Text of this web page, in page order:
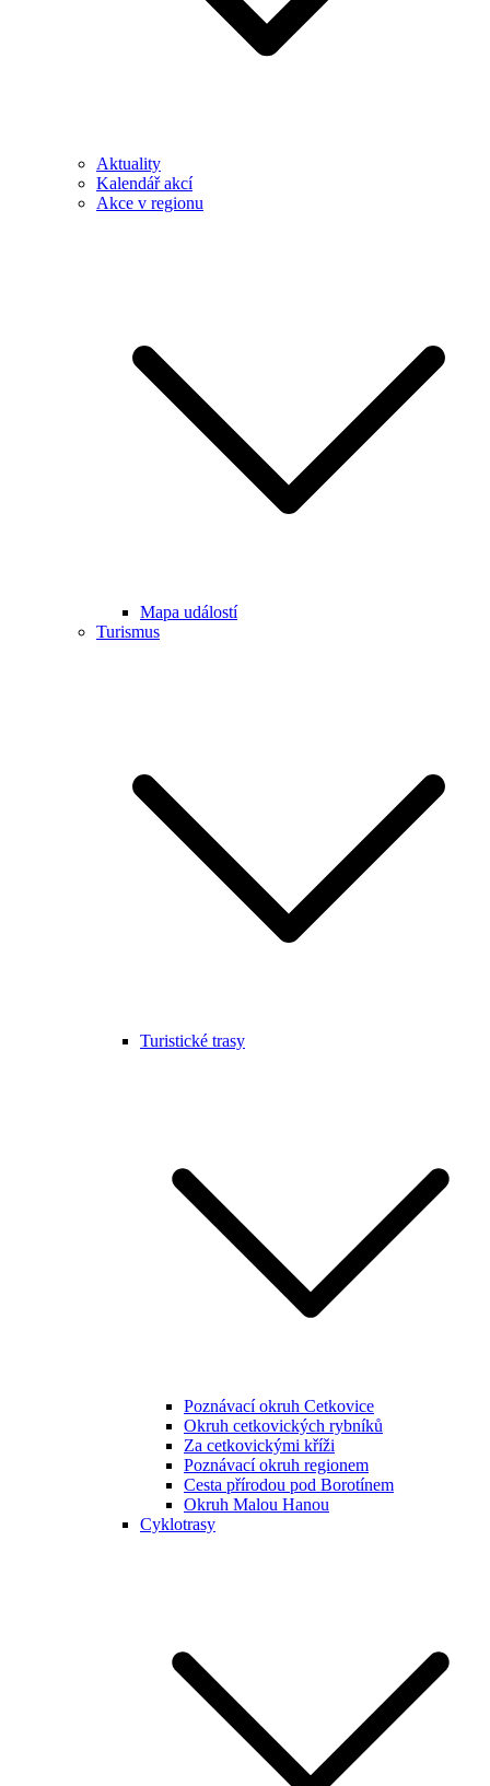
Aktuality
Kalendář akcí
Akce v regionu
Mapa událostí
Turismus
Turistické trasy
Poznávací okruh Cetkovice
Okruh cetkovických rybníků
Za cetkovickými kříži
Poznávací okruh regionem
Cesta přírodou pod Borotínem
Okruh Malou Hanou
Cyklotrasy